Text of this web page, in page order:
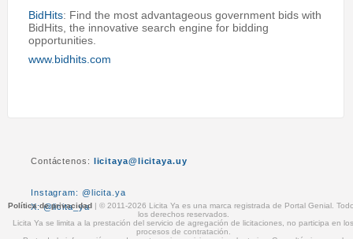
BidHits: Find the most advantageous government bids with
BidHits, the innovative search engine for bidding
opportunities.
www.bidhits.com
Contáctenos: licitaya@licitaya.uy
Instagram: @licita.ya
X: @licita_ya
Política de privacidad | © 2011-2026 Licita Ya es una marca registrada de Portal Genial.
los derechos reservados.
Licita Ya se limita a la prestación del servicio de agregación de licitaciones, no participa en
procesos de contratación.